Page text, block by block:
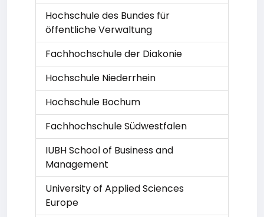
Hochschule des Bundes für
öffentliche Verwaltung
Fachhochschule der Diakonie
Hochschule Niederrhein
Hochschule Bochum
Fachhochschule Südwestfalen
IUBH School of Business and
Management
University of Applied Sciences
Europe